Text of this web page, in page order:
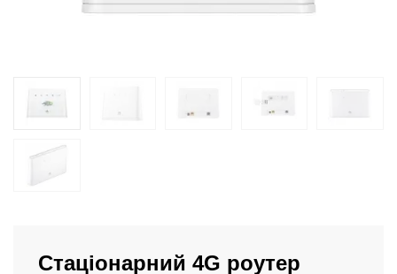
Стаціонарний 4G роутер